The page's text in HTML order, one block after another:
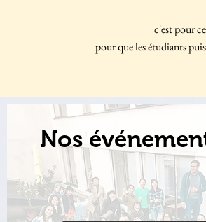
c'est pour
pour que les étudiants
Nos